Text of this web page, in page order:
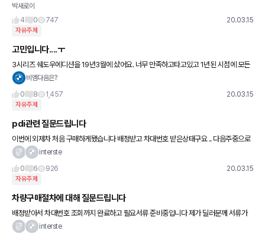
어가 제동력과 그립력 확보에 더 유리히기에 새벽이나 밤 늦은 시간에는 7도 미만으로 떨
어지는 경우가 여전히 많
박새로이
4
0 747 20.03.15
자유주제
고민입니다....ㅜ
3시리즈 쉐도우에디션을 19년3월에 샀어요. 너무 만족하고타고있고 1년된 시점에 모든
할부를 상환했습니다. 하지만 작년까지는 안그랬는데 신형3시리즈 5시리즈 벤츠 e클래
비엠다음은?
0
8 1,457 20.03.15
자유주제
pdi관련 질문드립니다
이번에 외제차 처음 구매하게됐습니다 배정받고 차대번호 받은상태구요 .. 다음주중으로
인수받으려고 말씀드렸더니 출고팀에 연락해서 PDI 진행한다고 하시네요 딜러분이 가능
interste
0
6 926 20.03.15
자유주제
차량구매절차에 대해 질문드립니다
배정받아서 차대번호 조회까지 완료하고 필요서류 준비중입니다 제가 딜러분께 서류가
다 준비됐다고 말하고 보내면 그때 PDI 가 들어가고 번호판이 나오는건가요?? PDI시 문
interste